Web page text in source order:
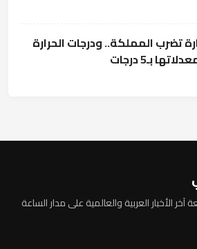
تضرب المملكة.. ودرجات الحرارة
بـ5 درجات
آخر الأخبار العربية والعالمية على مدار الساعة